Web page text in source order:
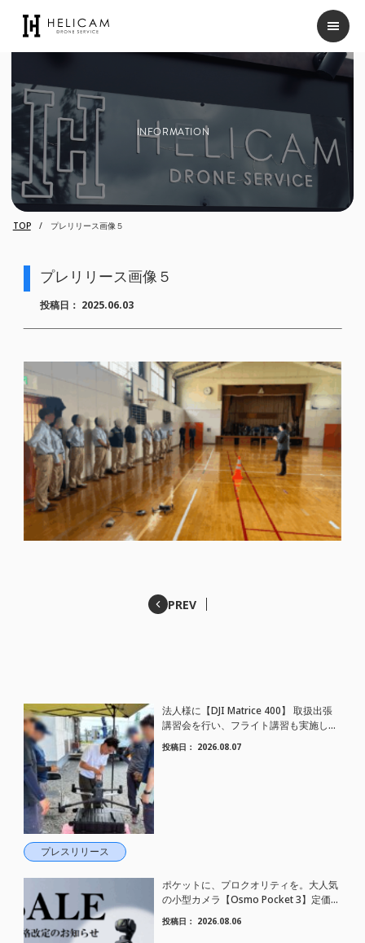
INFORMATION
TOP プレリリース画像５
プレリリース画像５
投稿日： 2025.06.03
PREV
プレスリリース
法人様に【DJI Matrice 400】 取扱出張
講習会を行い、フライト講習も実施しま
した。
投稿日： 2026.08.07
ポケットに、プロクオリティを。大人気
の小型カメラ【Osmo Pocket 3】定価が
さらにお値下げされました！
投稿日： 2026.08.06